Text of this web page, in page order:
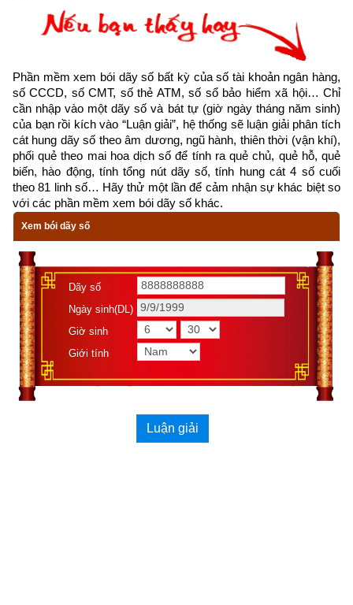
Xem mệnh chim theo tuổi và tháng sinh âm lịch
Như chúng ta đã biết mười hai con vật (12 con giáp) ứng với
12 địa chi chỉ có nghĩa đối với chu kỳ một năm, khi đem
chúng kết hợp với 10 thiên can (Giáp, Ất, Bính, Ðinh, Mậu,
Kỷ, Canh, Tân, Quý) sẽ tạo thành một chu kỳ lớn 60 năm gọi
hiểu cũng như hai chất A+B=C thì chất mới tạo thành phải có
tên gọi khác. Các con vật chỉ đắc dụng khi làm sáng cái lý của
những kết hợp đơn giản như giữa Can - Chi của năm còn đối
với những giao kết phức tạp (như giữa Can Chi của cả năm,
tháng, ngày, giờ) chúng sẽ không còn đất dụng võ nữa. Điều
này cũng tương tự như để chuẩn đoán bệnh chính xác cho
một người thì phải căn cứ thông qua các loại xét nghiệm như
xét nghiệm máu, xét nghiệm nước tiểu, chụp X quang, siêu
âm.... Việc dự đoán vận mệnh lại càng không hề đơn giản khi
đó ngoài cầm tính, người ta phải dùng thêm các thuộc tính
Phần mềm xem bói dãy số bất kỳ của số tài khoản ngân hàng,
số CCCD, số CMT, số thẻ ATM, số sổ bảo hiểm xã hội… Chỉ
cần nhập vào một dãy số và bát tự (giờ ngày tháng năm sinh)
của bạn rồi kích vào “Luận giải”, hệ thống sẽ luận giải phân tích
cát hung dãy số theo âm dương, ngũ hành, thiên thời (vận khí),
phối quẻ theo mai hoa dịch số để tính ra quẻ chủ, quẻ hỗ, quẻ
biến, hào động, tính tổng nút dãy số, tính hung cát 4 số cuối
theo 81 linh số… Hãy thử một lần để cảm nhận sự khác biệt so
với các phần mềm xem bói dãy số khác.
Xem bói dãy số
Dãy số
Ngày sinh(DL)
Giờ sinh
Giới tính
Luận giải